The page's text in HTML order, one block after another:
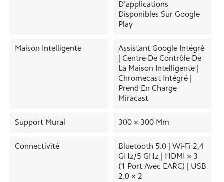
D'applications
Disponibles Sur Google
Play
Maison Intelligente
Assistant Google Intégré
| Centre De Contrôle De
La Maison Intelligente |
Chromecast Intégré |
Prend En Charge
Miracast
Support Mural 300 × 300 Mm
Connectivité
Bluetooth 5.0 | Wi-Fi 2,4
GHz/5 GHz | HDMI × 3
(1 Port Avec EARC) | USB
2.0 × 2